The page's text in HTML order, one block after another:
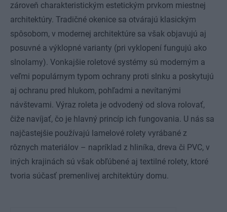
zároveň charakteristickým estetickým prvkom miestnej
architektúry. Tradičné okenice sa otvárajú klasickým
spôsobom, v modernej architektúre sa však objavujú aj
posuvné a výklopné varianty (pri vyklopení fungujú ako
slnolamy). Vonkajšie roletové systémy sú moderným a
veľmi populárnym typom ochrany proti slnku a poskytujú
aj ochranu pred hlukom, pohľadmi a nevítanými
návštevami. Výraz roleta je odvodený od slova rolovať,
čiže navíjať, čo je hlavný princíp ich fungovania. U nás sa
najčastejšie používajú lamelové rolety vyrábané z
rôznych materiálov – napríklad z hliníka, dreva či PVC, v
iných krajinách sú však obľúbené aj textilné rolety, ktoré
tvoria súčasť premenlivej architektúry domu.